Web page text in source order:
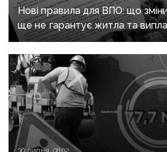
Нові правила для ВПО: що
ще не гарантує житла та
30 липня, 08:02